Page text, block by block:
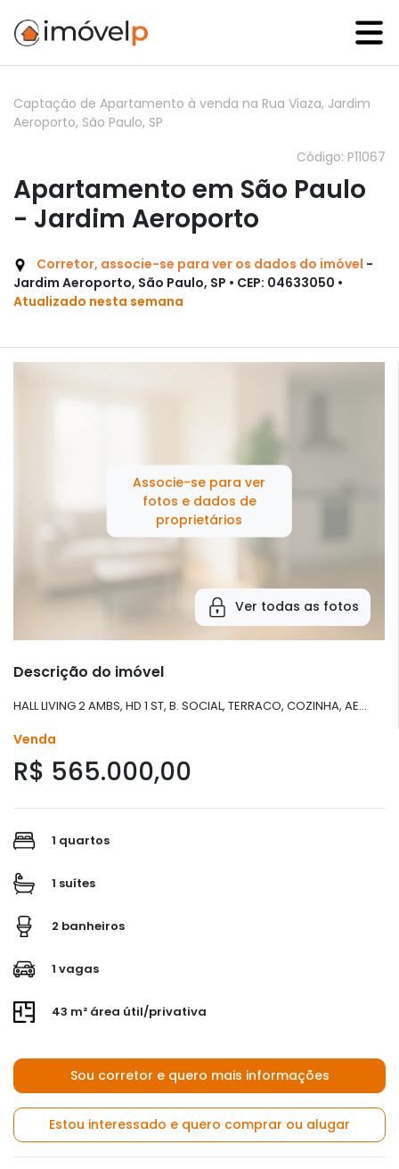
Captação de Apartamento à venda na Rua Viaza, Jardim
Aeroporto, São Paulo, SP
Código: P11067
Apartamento em São Paulo
- Jardim Aeroporto
Corretor, associe-se para ver os dados do imóvel -
Jardim Aeroporto, São Paulo, SP • CEP: 04633050 •
Atualizado nesta semana
Associe-se para ver
fotos e dados de
proprietários
Ver todas as fotos
Descrição do imóvel
HALL LIVING 2 AMBS, HD 1 ST, B. SOCIAL, TERRACO, COZINHA, AE...
Venda
R$ 565.000,00
1 quartos
1 suítes
2 banheiros
1 vagas
43 m² área útil/privativa
Sou corretor e quero mais informações
Estou interessado e quero comprar ou alugar